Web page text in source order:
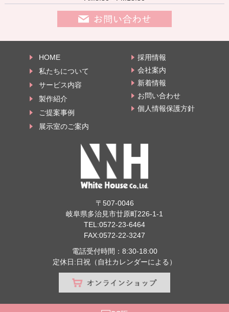
HOME
私たちについて
サービス内容
製作紹介
ご提案事例
展示室のご案内
採用情報
会社案内
新着情報
お問い合わせ
個人情報保護方針
〒507-0046
岐阜県多治見市廿原町226-1-1
TEL:0572-23-6464
FAX:0572-22-3247
電話受付時間：8:30-18:00
定休日:日祝（自社カレンダーによる）